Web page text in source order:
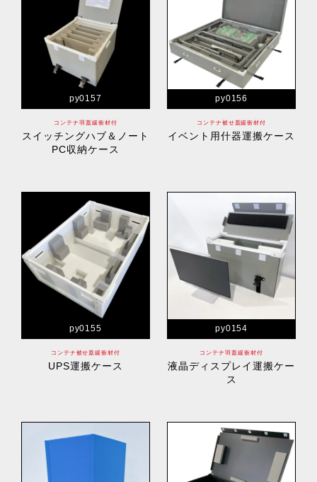
コンテナ羽蓋緩衝材付
py0157
スイッチングハブ＆ノート
PC収納ケース
コンテナ被せ蓋緩衝材付
py0156
イベント用什器運搬ケース
コンテナ被せ蓋緩衝材付
py0155
UPS運搬ケース
コンテナ羽蓋緩衝材付
py0154
液晶ディスプレイ運搬ケー
ス